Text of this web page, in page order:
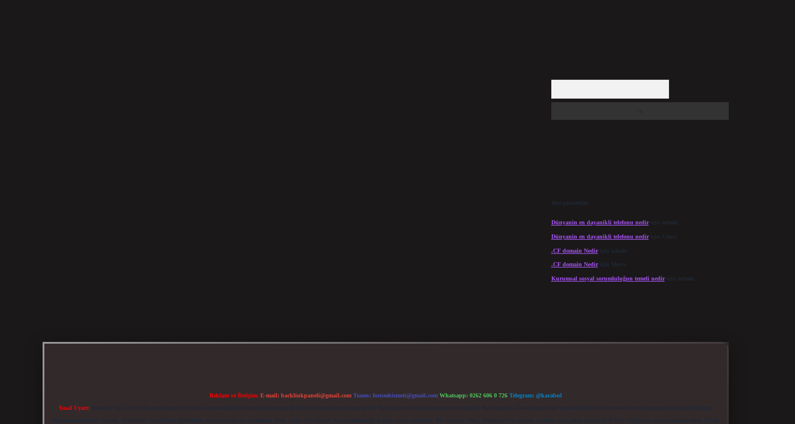
Son yorumlar
Dünyanin en dayanikli telefonu nediriçin admin
Dünyanin en dayanikli telefonu nediriçin Cesur
.CF domain Nediriçin admin
.CF domain Nediriçin Merve
Kurumsal sosyal sorumluluğun temeli nediriçin admin
Reklam ve İletişim: E-mail: backlinkpaneli@gmail.com Teams: forumhizmeti@gmail.com Whatsapp: 0262 606 0 726 Telegram: @karabul
Yasal Uyarı: